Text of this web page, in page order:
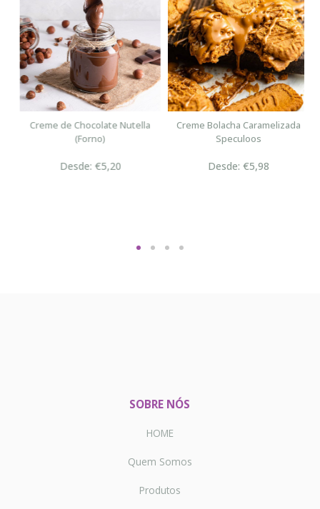
Creme de Chocolate Nutella
(Forno)
Desde: €5,20
Creme Bolacha Caramelizada
Speculoos
Desde: €5,98
SOBRE NÓS
HOME
Quem Somos
Produtos